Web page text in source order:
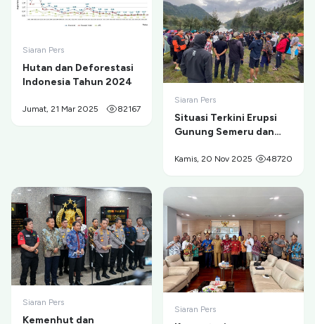
Siaran Pers
Hutan dan Deforestasi
Indonesia Tahun 2024
Jumat, 21 Mar 2025 82167
Siaran Pers
Situasi Terkini Erupsi
Gunung Semeru dan
Ranu Kumbolo
Kamis, 20 Nov 2025 48720
Siaran Pers
Kemenhut dan
Siaran Pers